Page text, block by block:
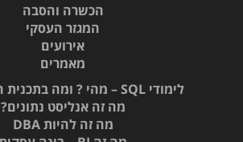
הכשרה והסבה
המגזר העסקי
אירועים
מאמרים
לימודי SQL – מהי ? ומה בתכנית הלימודים ?
מה זה אנליסט נתונים?
מה זה להיות DBA